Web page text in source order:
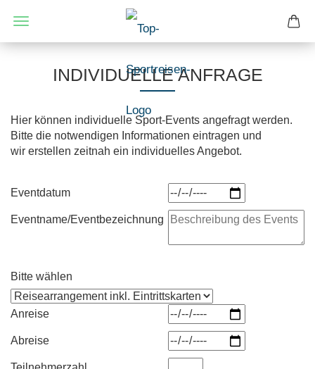
INDIVIDUELLE ANFRAGE
Hier können individuelle Sport-Events angefragt werden.
Bitte die notwendigen Informationen eintragen und
wir erstellen zeitnah ein individuelles Angebot.
Eventdatum
Eventname/Eventbezeichnung
Bitte wählen
Anreise
Abreise